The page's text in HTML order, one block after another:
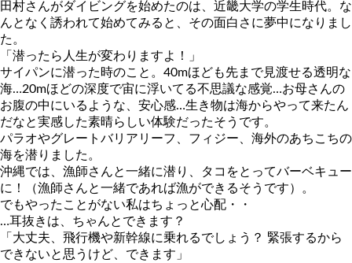
田村さんがダイビングを始めたのは、近畿大学の学生時代。な
んとなく誘われて始めてみると、その面白さに夢中になりまし
た。
「潜ったら人生が変わりますよ！」
サイパンに潜った時のこと。40mほども先まで見渡せる透明な
海…20mほどの深度で宙に浮いてる不思議な感覚…お母さんの
お腹の中にいるような、安心感…生き物は海からやって来たん
だなと実感した素晴らしい体験だったそうです。
パラオやグレートバリアリーフ、フィジー、海外のあちこちの
海を潜りました。
沖縄では、漁師さんと一緒に潜り、タコをとってバーベキュー
に！（漁師さんと一緒であれば漁ができるそうです）。
でもやったことがない私はちょっと心配・・
…耳抜きは、ちゃんとできます？
「大丈夫、飛行機や新幹線に乗れるでしょう？ 緊張するから
できないと思うけど、できます」